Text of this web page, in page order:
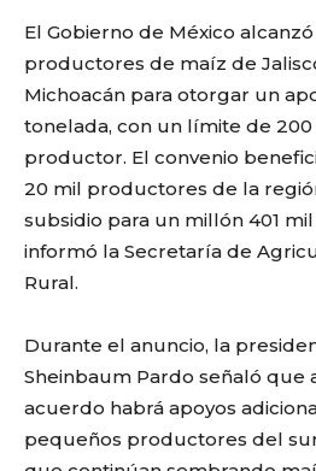
El Gobierno de México
productores de maíz de
Michoacán para otorgar un
tonelada, con un límite de
productor. El convenio
20 mil productores de la
subsidio para un millón 401
informó la Secretaría de
Rural.
Durante el anuncio, la
Sheinbaum Pardo señaló que
acuerdo habrá apoyos
pequeños productores del